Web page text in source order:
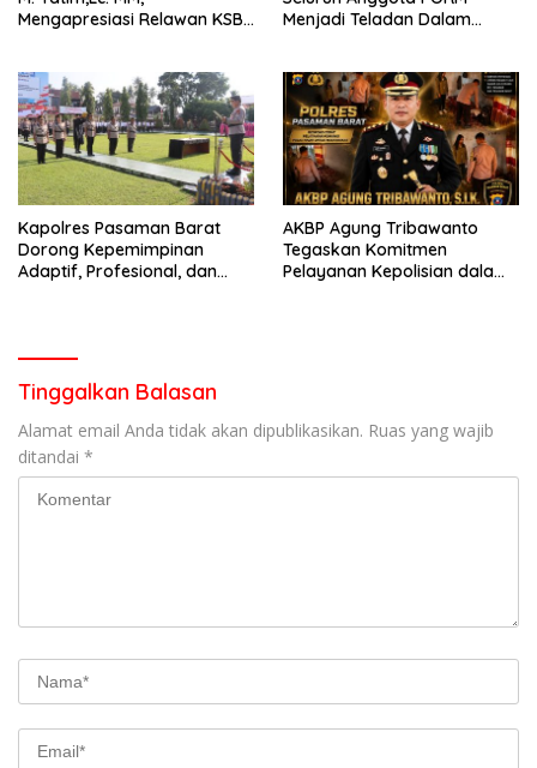
Mengapresiasi Relawan KSB
Bencana
Menjadi Teladan Dalam
Perlengkapan Keselamatan
Berkendara
Kapolres Pasaman Barat
Dorong Kepemimpinan
Adaptif, Profesional, dan
AKBP Agung Tribawanto
Tegaskan Komitmen
Pelayanan Kepolisian dalam
Tinggalkan Balasan
Alamat email Anda tidak akan dipublikasikan. Ruas yang wajib
ditandai *